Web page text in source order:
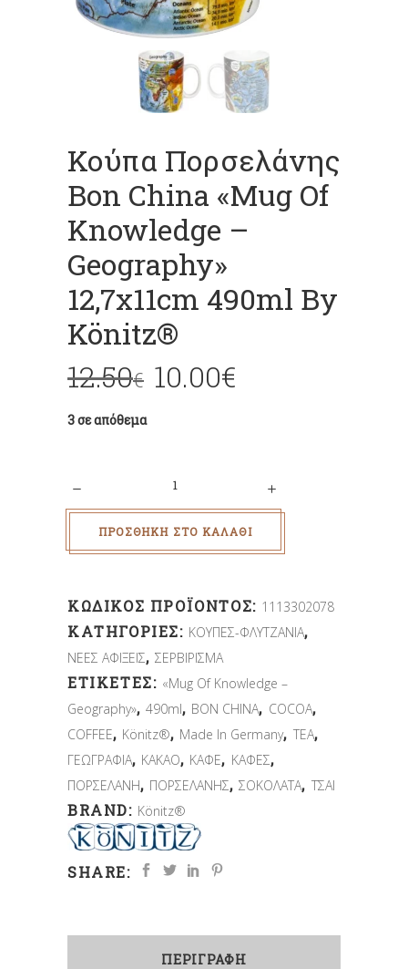
Κούπα Πορσελάνης
Bon China «Mug Of
Knowledge –
Geography»
12,7x11cm 490ml By
Könitz®
12.50€ 10.00€
3 σε απόθεμα
ΠΡΟΣΘΉΚΗ ΣΤΟ ΚΑΛΆΘΙ
ΚΩΔΙΚΌΣ ΠΡΟΪΌΝΤΟΣ: 1113302078
ΚΑΤΗΓΟΡΊΕΣ: ΚΟΥΠΕΣ-ΦΛΥΤΖΑΝΙΑ,
ΝΕΕΣ ΑΦΙΞΕΙΣ,ΣΕΡΒΙΡΙΣΜΑ
ΕΤΙΚΈΤΕΣ: «Mug Of Knowledge –
Geography»,490ml, BON CHINA, COCOA,
COFFEE, Könitz®, Made In Germany, TEA,
ΓΕΩΓΡΑΦΙΑ, ΚΑΚΑΟ, ΚΑΦΕ, ΚΑΦΕΣ,
ΠΟΡΣΕΛΑΝΗ, ΠΟΡΣΕΛΑΝΗΣ,ΣΟΚΟΛΑΤΑ, ΤΣΑΙ
BRAND: Könitz®
SHARE:
ΠΕΡΙΓΡΑΦΉ